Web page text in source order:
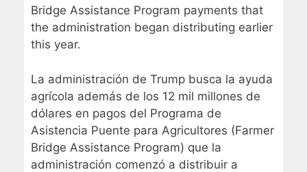
Bridge Assistance Program payments that
the administration began distributing earlier
this year.
La administración de Trump busca la ayuda
agrícola además de los 12 mil millones de
dólares en pagos del Programa de
Asistencia Puente para Agricultores (Farmer
Bridge Assistance Program) que la
administración comenzó a distribuir a